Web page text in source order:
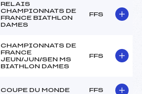
RELAIS
CHAMPIONNATS DE
FRANCE BIATHLON
DAMES
FFS
CHAMPIONNATS DE
FRANCE
JEUN/JUN/SEN MS
BIATHLON DAMES
FFS
COUPE DU MONDE FFS